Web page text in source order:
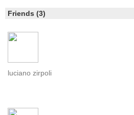
Friends (3)
luciano zirpoli